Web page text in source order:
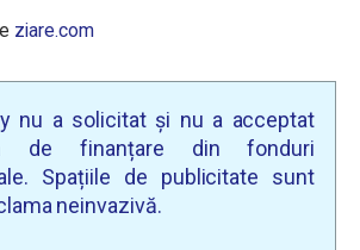
ziare.com
nu a solicitat și nu a acceptat
de finanțare din fonduri
Spațiile de publicitate sunt
neinvazivă.